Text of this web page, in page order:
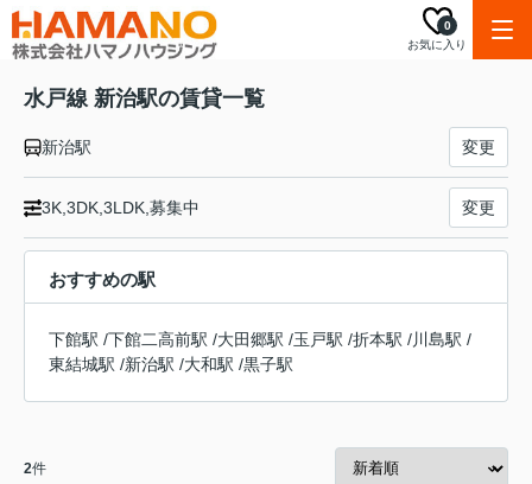
お気に入り
0
水戸線 新治駅の賃貸一覧
新治駅 変更
3K,3DK,3LDK,募集中 変更
おすすめの駅
下館駅 /下館二高前駅 /大田郷駅 /玉戸駅 /折本駅 /川島駅 /
東結城駅 /新治駅 /大和駅 /黒子駅
2件